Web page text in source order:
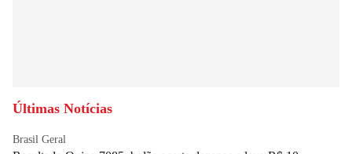
Últimas Notícias
Brasil Geral